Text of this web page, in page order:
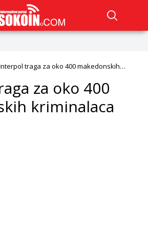
traga za oko 400 makedonskih
za oko 400
kriminalaca